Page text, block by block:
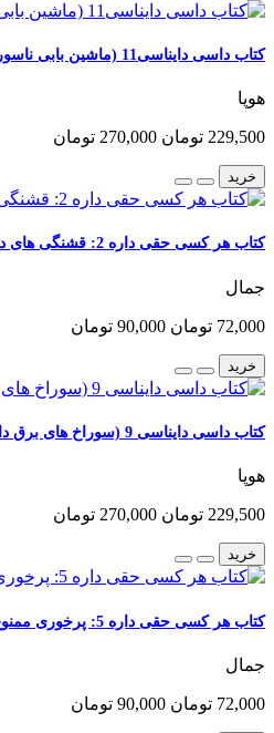
کتاب داسی دایناسی11 (ماشین بابی ناسور)
هوپا
229,500 تومان 270,000 تومان
خرید
کتاب هر کسی حقی داره 2: قشنگی های دنیا
جمال
72,000 تومان 90,000 تومان
خرید
کتاب داسی دایناسی 9 (سوراخ های برق دار)
هوپا
229,500 تومان 270,000 تومان
خرید
کتاب هر کسی حقی داره 5: پرخوری ممنوع
جمال
72,000 تومان 90,000 تومان